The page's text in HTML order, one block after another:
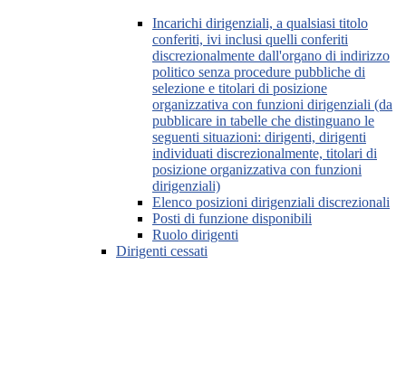
Incarichi dirigenziali, a qualsiasi titolo
conferiti, ivi inclusi quelli conferiti
discrezionalmente dall'organo di indirizzo
politico senza procedure pubbliche di
selezione e titolari di posizione
organizzativa con funzioni dirigenziali (da
pubblicare in tabelle che distinguano le
seguenti situazioni: dirigenti, dirigenti
individuati discrezionalmente, titolari di
posizione organizzativa con funzioni
dirigenziali)
Elenco posizioni dirigenziali discrezionali
Posti di funzione disponibili
Ruolo dirigenti
Dirigenti cessati